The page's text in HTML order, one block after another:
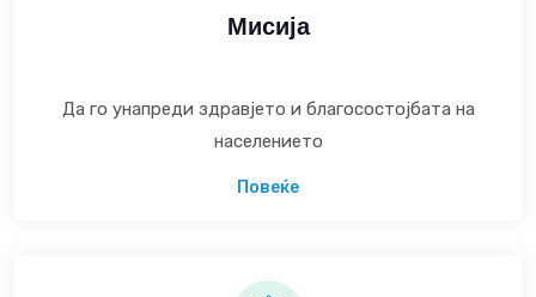
Мисија
Да го унапреди здравјето и благосостојбата на
населението
Повеќе